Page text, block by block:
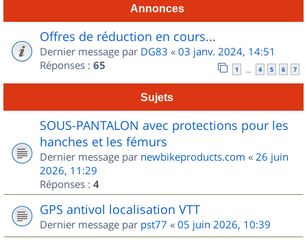
Annonces
Offres de réduction en cours...
Dernier message par DG83 « 03 janv. 2024, 14:51
Réponses : 65 1 … 4 5 6 7
Sujets
SOUS-PANTALON avec protections pour les
hanches et les fémurs
Dernier message par newbikeproducts.com « 26 juin
2026, 11:29
Réponses : 4
GPS antivol localisation VTT
Dernier message par pst77 « 05 juin 2026, 10:39